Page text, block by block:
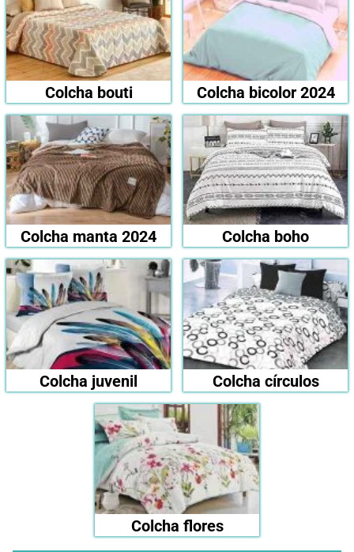
Colcha bouti Colcha bicolor 2024
Colcha manta 2024 Colcha boho
Colcha juvenil Colcha círculos
Colcha flores